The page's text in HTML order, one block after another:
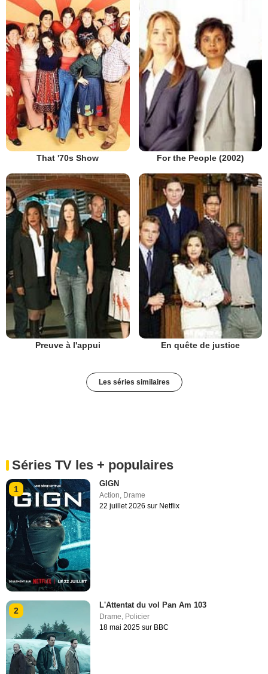
That '70s Show For the People (2002)
Preuve à l'appui En quête de justice
Les séries similaires
Séries TV les + populaires
1
GIGN
Action Drame
22 juillet 2026 sur Netflix
2
L'Attentat du vol Pan Am 103
Drame, Policier
18 mai 2025 sur BBC